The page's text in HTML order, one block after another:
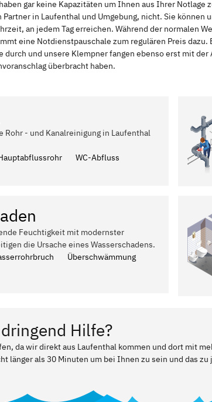
gar keine Kapazitäten um Ihnen aus Ihrer Notlage
in Laufenthal und Umgebung, nicht. Sie können
an jedem Tag erreichen. Während der normalen
eine Notdienstpauschale zum regulären Preis dazu.
und unsere Klempner fangen ebenso erst mit der
überbracht haben.
Rohr - und Kanalreinigung in Laufenthal
WC-Abfluss
Feuchtigkeit mit modernster
die Ursache eines Wasserschadens.
Überschwämmung
Hilfe?
da wir direkt aus Laufenthal kommen und dort mit
länger als 30 Minuten um bei Ihnen zu sein und das